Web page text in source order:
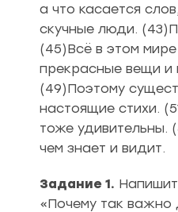
а что касается
скучные люди.
(45)Всё в этом
прекрасные вещи и
(49)Поэтому
настоящие стихи.
тоже удивительны.
чем знает и видит.
Задание 1.
«Почему так важно